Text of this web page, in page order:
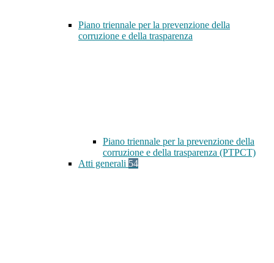
Piano triennale per la prevenzione della
corruzione e della trasparenza
Piano triennale per la prevenzione della
corruzione e della trasparenza (PTPCT)
Atti generali 54